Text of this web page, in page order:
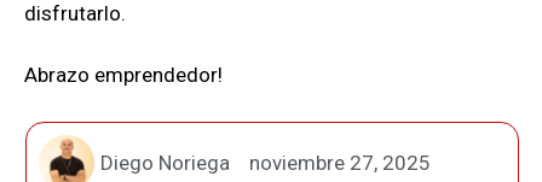
disfrutarlo.
Abrazo emprendedor!
Diego Noriega
noviembre 27, 2025